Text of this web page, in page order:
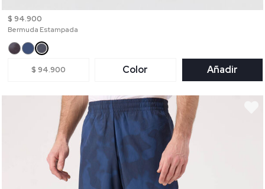
$ 94.900
Bermuda Estampada
$ 94.900 Color Añadir